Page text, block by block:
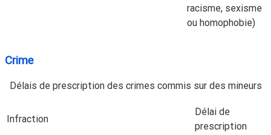
racisme, sexisme
ou homophobie)
Crime
Délais de prescription des crimes commis sur des mineurs
Infraction
Délai de
prescription